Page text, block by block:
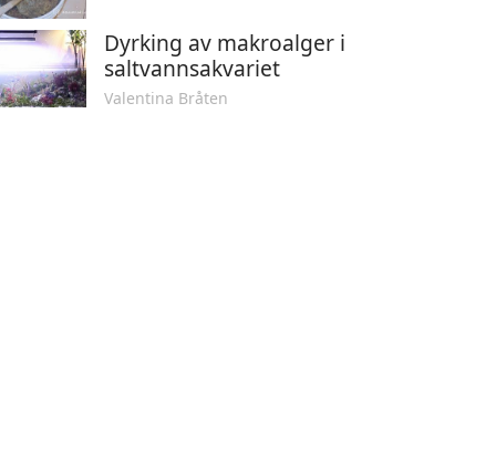
Dyrking av makroalger i
saltvannsakvariet
Valentina Bråten